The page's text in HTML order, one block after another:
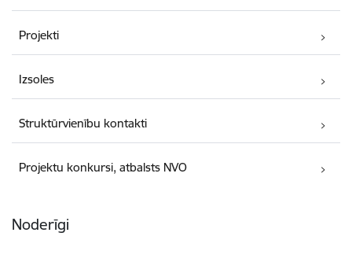
Projekti
Izsoles
Struktūrvienību kontakti
Projektu konkursi, atbalsts NVO
Noderīgi